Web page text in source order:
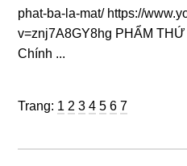
phat-ba-la-mat/ https://
v=znj7A8GY8hg PHẨM
Chính ...
Trang: Trang
1 Trang
2 Trang
3 Trang
4 Trang
5 Trang
6 Trang
7